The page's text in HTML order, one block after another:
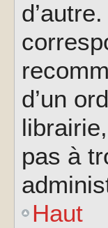
d’un
pas à
Haut